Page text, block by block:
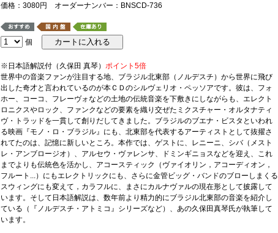
価格：3080円 オーダーナンバー：BNSCD-736
個
※日本語解説付（久保田 真琴） ポイント5倍
世界中の音楽ファンが注目する地、ブラジル北東部（ノルデスチ）から世界に飛び
出した奇才と言われているのが本ＣＤのシルヴェリオ・ペッソアです。彼は、フォ
ホー、コーコ、フレーヴォなどの土地の伝統音楽を下敷きにしながらも、エレクト
ロニクスやロック、ファンクなどの要素を織り交ぜたミクスチャー・オルタナティ
ヴ・トラッドを一貫して創りだしてきました。ブラジルのブエナ・ビスタといわれ
る映画『モノ・ロ・ブラジル』にも、北東部を代表するアーティストとして抜擢さ
れてたのは、記憶に新しいところ。本作では、ゲストに、レニーニ、シバ（メスト
レ・アンブロージオ）、アルセウ・ヴァレンサ、ドミンギニョスなどを迎え、これ
までよりも伝統色を活かし、アコースティック（ヴァイオリン，アコーディオン，
フルート...）にもエレクトリックにも、さらに金管ビッグ・バンドのブローしまくる
スウィングにも変えて，カラフルに、まさにカルナヴァルの現在形として披露して
います。そして日本語解説は、数年前より精力的にブラジル北東部の音楽を紹介し
ている（『ノルデスチ・アトミコ』シリーズなど）、あの久保田真琴氏が執筆して
います。